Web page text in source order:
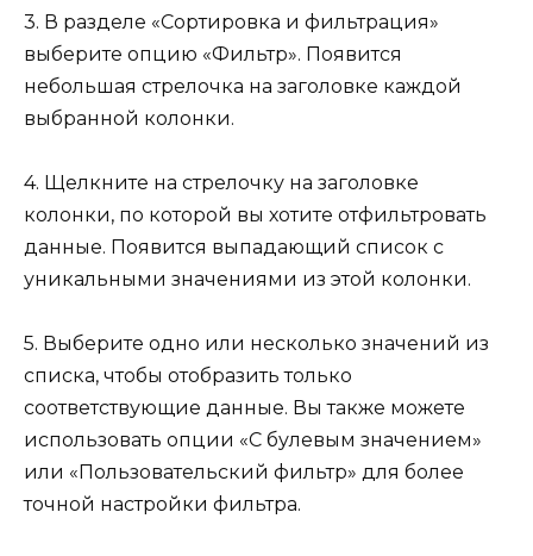
3. В разделе «Сортировка и фильтрация»
выберите опцию «Фильтр». Появится
небольшая стрелочка на заголовке каждой
выбранной колонки.
4. Щелкните на стрелочку на заголовке
колонки, по которой вы хотите отфильтровать
данные. Появится выпадающий список с
уникальными значениями из этой колонки.
5. Выберите одно или несколько значений из
списка, чтобы отобразить только
соответствующие данные. Вы также можете
использовать опции «С булевым значением»
или «Пользовательский фильтр» для более
точной настройки фильтра.